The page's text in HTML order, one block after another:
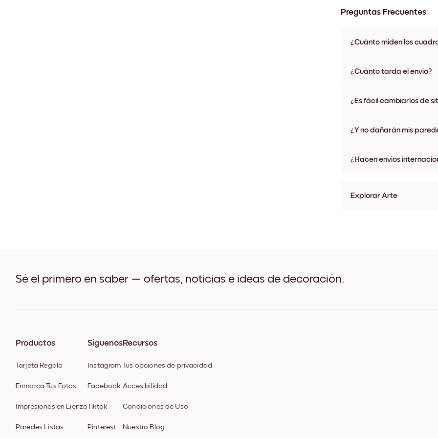
Preguntas Frecuentes
¿Cuánto miden los
materiales y colores de
¿Cuánto tarda el envío?
algunos países. Te
¿Es fácil cambiarlos de
¿Y no dañarán mis
¿Hacen envíos
Explorar Arte
Sé el primero en saber — ofertas, noticias e ideas de decoración.
Productos
Tarjeta Regalo
Enmarca Tus Fotos
Impresiones en Lienzo
Paredes Listas
Síguenos
Instagram
Facebook
Tiktok
Pinterest
Recursos
Tus opciones de privacidad
Accesibilidad
Condiciones de Uso
Nuestro Blog